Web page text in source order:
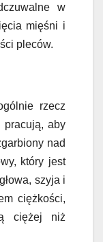
w
mięśni i
pleców.
rzecz
pracują, aby
nad
który jest
szyja i
ciężkości,
ciężej niż